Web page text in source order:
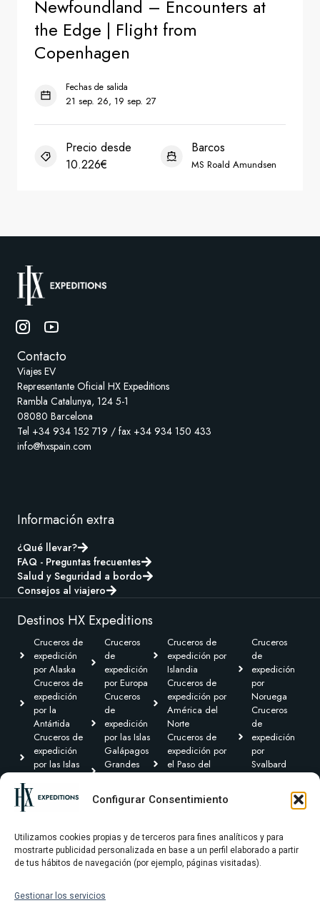
Configurar Consentimiento
Utilizamos cookies propias y de terceros para fines analíticos y para
mostrarte publicidad personalizada en base a un perfil elaborado a partir
de tus hábitos de navegación (por ejemplo, páginas visitadas).
Gestionar los servicios
Contacto
Viajes EV
Representante Oficial HX Expeditions
Rambla Catalunya, 124 5-1
08080 Barcelona
Tel +34 934 152 719 / fax +34 934 150 433
info@hxspain.com
Información extra
¿Qué llevar?
FAQ - Preguntas frecuentes
Salud y Seguridad a bordo
Consejos al viajero
Destinos HX Expeditions
Cruceros de
expedición
por Alaska
Cruceros de
expedición
por la
Antártida
Cruceros de
expedición
por las Islas
Cruceros de
expedición por
Centroamérica
Cruceros
de
expedición
por Europa
Cruceros
de
expedición
por las Islas
Galápagos
Grandes
expedición
Groenlandia
Cruceros de
expedición por
Islandia
Cruceros de
expedición por
América del
Norte
Cruceros de
expedición por
el Paso del
Cruceros de
Sudamérica
Cruceros
de
expedición
por
Noruega
Cruceros
de
expedición
por
Svalbard
Transoceánicas
Términos y condiciones